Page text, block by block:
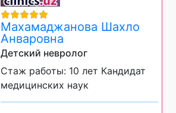
Махамаджанова Шахло
Анваровна
Детский невролог
Стаж работы: 10 лет Кандидат
медицинских наук